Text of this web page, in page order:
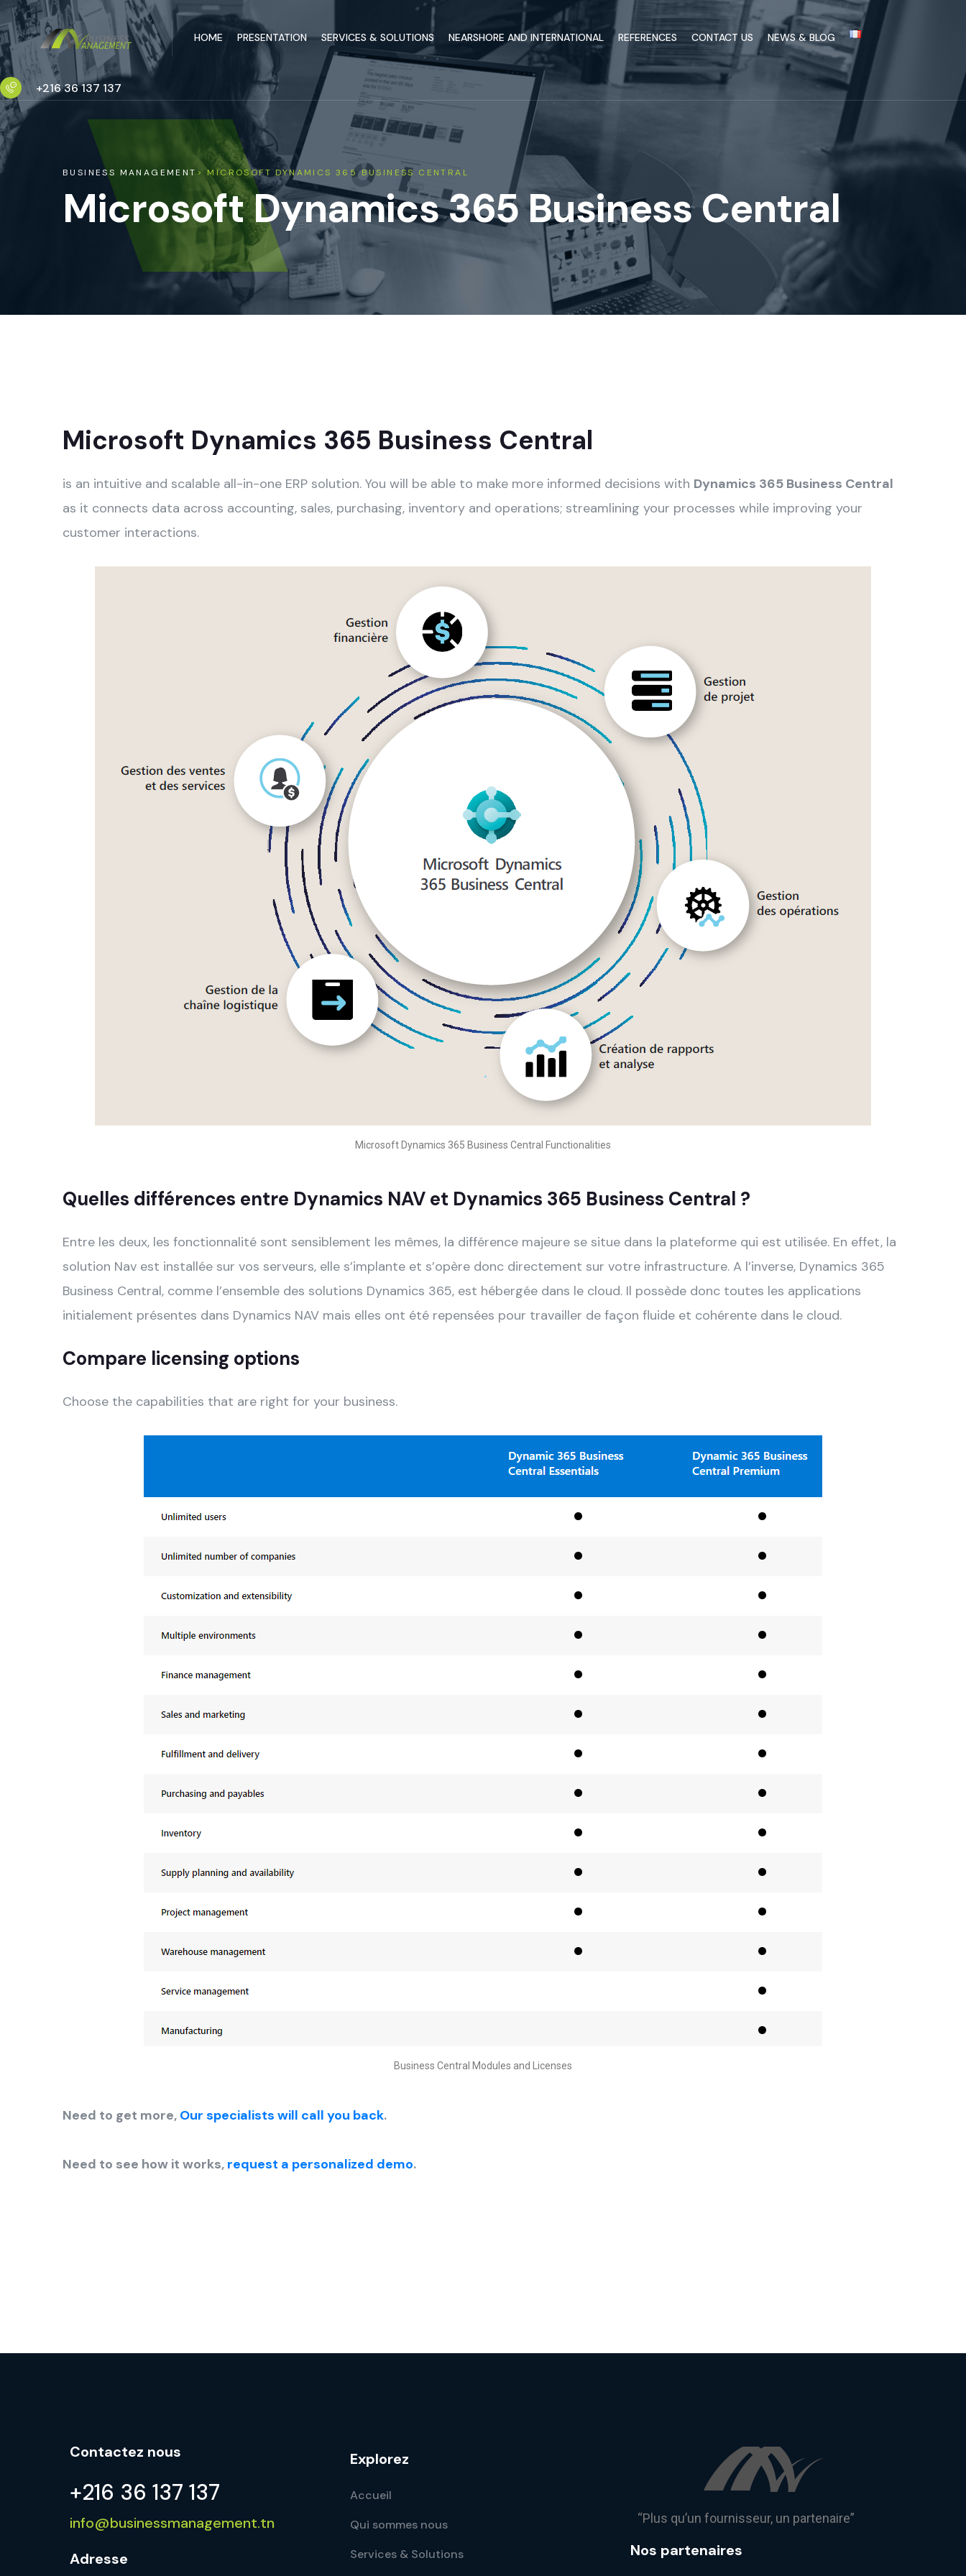
HOME PRESENTATION SERVICES & SOLUTIONS NEARSHORE AND INTERNATIONAL REFERENCES CONTACT US NEWS & BLOG
+216 36 137 137
BUSINESS MANAGEMENT > MICROSOFT DYNAMICS 365 BUSINESS CENTRAL
Microsoft Dynamics 365 Business Central
Microsoft Dynamics 365 Business Central
is an intuitive and scalable all-in-one ERP solution. You will be able to make more informed decisions with Dynamics 365 Business Central
as it connects data across accounting, sales, purchasing, inventory and operations; streamlining your processes while improving your
customer interactions.
Microsoft Dynamics 365 Business Central Functionalities
Quelles différences entre Dynamics NAV et Dynamics 365 Business Central ?
Entre les deux, les fonctionnalité sont sensiblement les mêmes, la différence majeure se situe dans la plateforme qui est utilisée. En effet, la
solution Nav est installée sur vos serveurs, elle s’implante et s’opère donc directement sur votre infrastructure. A l’inverse, Dynamics 365
Business Central, comme l’ensemble des solutions Dynamics 365, est hébergée dans le cloud. Il possède donc toutes les applications
initialement présentes dans Dynamics NAV mais elles ont été repensées pour travailler de façon fluide et cohérente dans le cloud.
Compare licensing options
Choose the capabilities that are right for your business.
Business Central Modules and Licenses
Need to get more, Our specialists will call you back.
Need to see how it works, request a personalized demo.
Contactez nous
+216 36 137 137
info@businessmanagement.tn
Adresse
Explorez
Accueil
Qui sommes nous
Services & Solutions
“Plus qu’un fournisseur, un partenaire”
Nos partenaires